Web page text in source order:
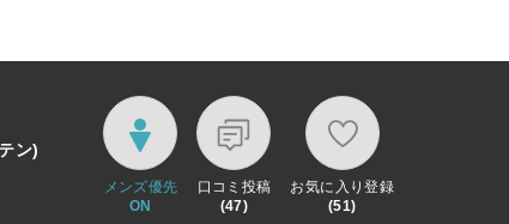
ン)
メンズ優先
ON
口コミ投稿
(47)
お気に入り登録
(51)